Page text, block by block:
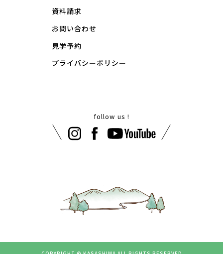
資料請求
お問い合わせ
見学予約
プライバシーポリシー
follow us !